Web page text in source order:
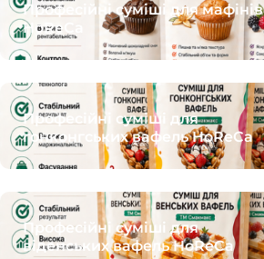
Професійні суміші для мафінів
HoReCa
Професійні суміші для
гонконгських вафель HoReCa
Професійні суміші для
віденських вафель HoReCa